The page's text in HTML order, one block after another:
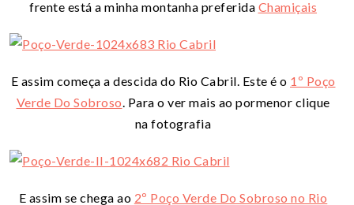
frente está a minha montanha preferida Chamiçais
E assim começa a descida do Rio Cabril. Este é o 1º Poço
Verde Do Sobroso. Para o ver mais ao pormenor clique
na fotografia
E assim se chega ao 2º Poço Verde Do Sobroso no Rio